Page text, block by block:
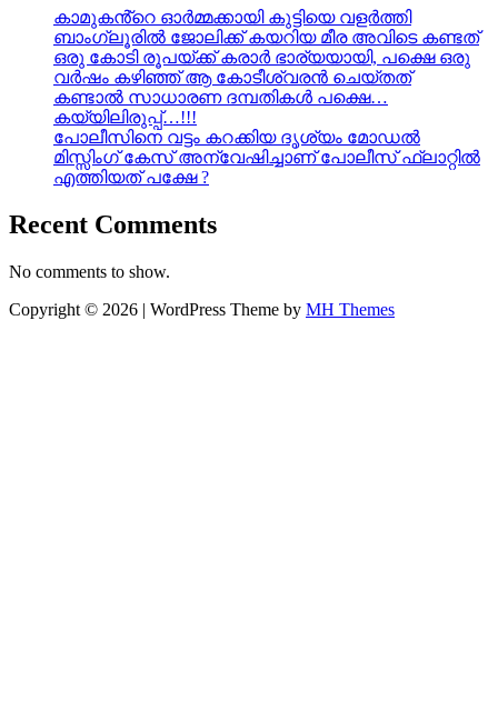
കാമുകൻ്റെ ഓർമ്മക്കായി കുട്ടിയെ വളർത്തി
ബാംഗ്ലൂരിൽ ജോലിക്ക് കയറിയ മീര അവിടെ കണ്ടത്
ഒരു കോടി രൂപയ്ക്ക് കരാർ ഭാര്യയായി, പക്ഷെ ഒരു
വർഷം കഴിഞ്ഞ് ആ കോടീശ്വരൻ ചെയ്തത്
കണ്ടാൽ സാധാരണ ദമ്പതികൾ പക്ഷെ…
കയ്യിലിരുപ്പ്…!!!
പോലീസിനെ വട്ടം കറക്കിയ ദൃശ്യം മോഡല്‍
മിസ്സിംഗ് കേസ് അന്വേഷിച്ചാണ് പോലീസ് ഫ്ലാറ്റിൽ
എത്തിയത് പക്ഷേ ?
Recent Comments
No comments to show.
Copyright © 2026 | WordPress Theme by MH Themes